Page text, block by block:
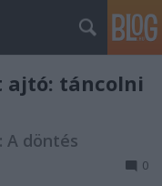
ajtó: táncolni
A döntés
0